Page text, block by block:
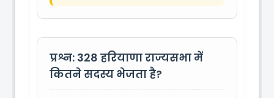
प्रश्न: 328 हरियाणा राज्यसभा में
कितने सदस्य भेजता है?